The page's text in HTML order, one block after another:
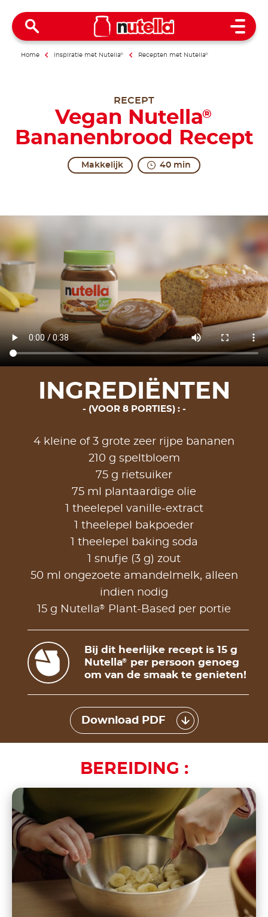
Open
Home Inspiratie met Nutella® Recepten met Nutella®
RECEPT
Vegan Nutella®
Bananenbrood Recept
Makkelijk 40 min
INGREDIËNTEN
(VOOR 8 PORTIES) :
4 kleine of 3 grote zeer rijpe bananen
210 g speltbloem
75 g rietsuiker
75 ml plantaardige olie
1 theelepel vanille-extract
1 theelepel bakpoeder
1 theelepel baking soda
1 snufje (3 g) zout
50 ml ongezoete amandelmelk, alleen
indien nodig
15 g Nutella® Plant-Based per portie
Bij dit heerlijke recept is 15 g
Nutella®
per persoon genoeg
om van de smaak te genieten!
Download PDF
BEREIDING :